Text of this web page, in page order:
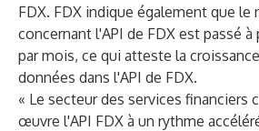
FDX. FDX indique également que le
concernant l'API de FDX est passé
par mois, ce qui atteste la
données dans l'API de FDX.
« Le secteur des services financiers
œuvre l'API FDX à un rythme